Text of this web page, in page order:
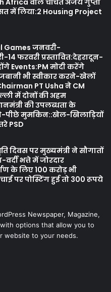
Africa वाले चर्चित अजय गुप्ता
में लिया:2 Housing Project
Games जनवरी-
फरवरी प्रस्तावित:देहरादून-
Events:PM मोदी करेंगे
भी स्वीकार करने-खेलों
PT Usha ने CM
में दोनों की अहम
की उपलब्धता के
पीछे मुमकिन::खेल-खिलाड़ियों
PSD
दिवस पर मुख्यमंत्री ने सौगातों
भत्ते में जोरदार
के लिए 100 करोड़ भी
पर पोस्टिंग हुई तो 300 रूपये
Newspaper, Magazine,
options that allow you to
website to your needs.